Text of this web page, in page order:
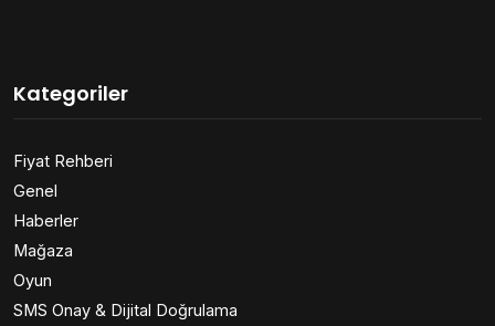
Kategoriler
Fiyat Rehberi
Genel
Haberler
Mağaza
Oyun
SMS Onay & Dijital Doğrulama